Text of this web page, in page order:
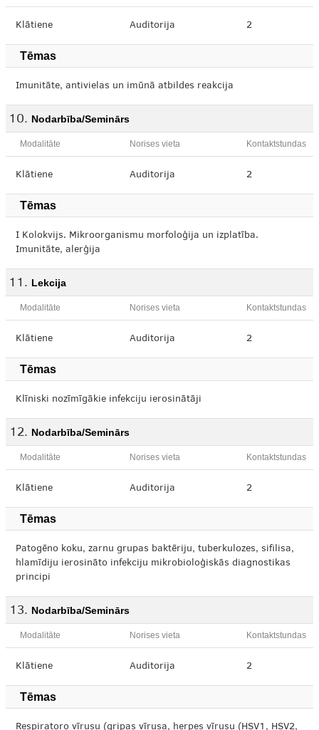
Klātiene Auditorija 2
Tēmas
Imunitāte, antivielas un imūnā atbildes reakcija
Nodarbība/Seminārs
Modalitāte Norises vieta Kontaktstundas
Klātiene Auditorija 2
Tēmas
I Kolokvijs. Mikroorganismu morfoloģija un izplatība.
Imunitāte, alerģija
Lekcija
Modalitāte Norises vieta Kontaktstundas
Klātiene Auditorija 2
Tēmas
Klīniski nozīmīgākie infekciju ierosinātāji
Nodarbība/Seminārs
Modalitāte Norises vieta Kontaktstundas
Klātiene Auditorija 2
Tēmas
Patogēno koku, zarnu grupas baktēriju, tuberkulozes, sifilisa,
hlamīdiju ierosināto infekciju mikrobioloģiskās diagnostikas
principi
Nodarbība/Seminārs
Modalitāte Norises vieta Kontaktstundas
Klātiene Auditorija 2
Tēmas
Respiratoro vīrusu (gripas vīrusa, herpes vīrusu (HSV1, HSV2,